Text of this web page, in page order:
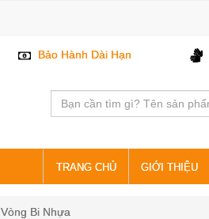
Bảo Hành Dài Hạn
TRANG CHỦ GIỚI THIỆU
Vòng Bi Nhựa